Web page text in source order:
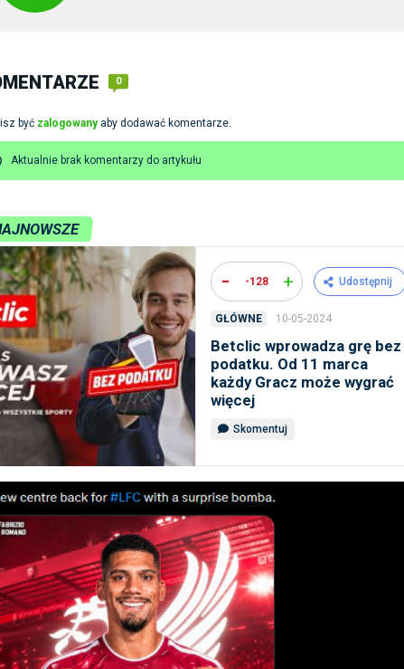
0
być zalogowanyaby dodawać komentarze.
Aktualnie brak komentarzy do artykułu
- -128 + Udostępnij
GŁÓWNE 10-05-2024
Betclic wprowadza grę bez
podatku. Od 11 marca
każdy Gracz może wygrać
więcej
Skomentuj